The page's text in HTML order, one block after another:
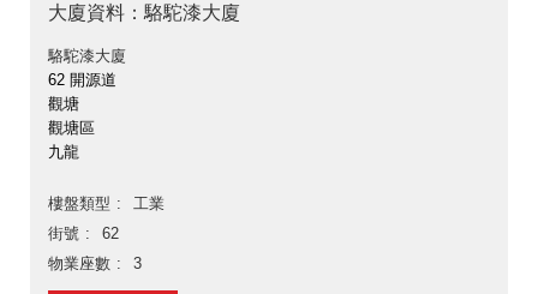
大廈資料：駱駝漆大廈
駱駝漆大廈
62 開源道
觀塘
觀塘區
九龍
樓盤類型
工業
街號
62
物業座數
3